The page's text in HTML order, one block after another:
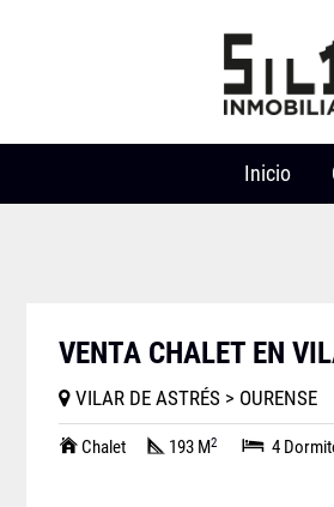
Inicio
VENTA CHALET EN
VILAR DE ASTRÉS > OURENSE
Chalet 193 M2 4